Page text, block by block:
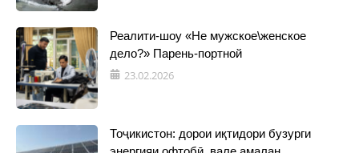
Реалити-шоу «Не мужское\женское
дело?» Парень-портной
23.02.2026
Тоҷикистон: дорои иқтидори бузурги